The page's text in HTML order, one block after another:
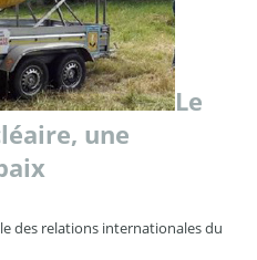
Le
une
des relations internationales du